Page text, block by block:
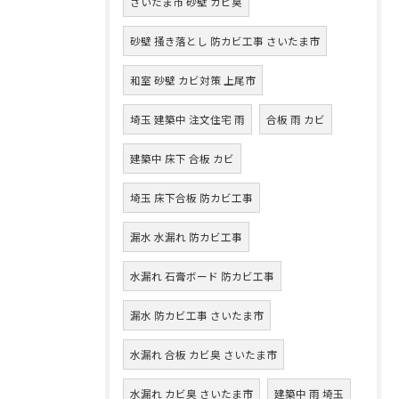
砂壁 掻き落とし 防カビ工事 さいたま市
和室 砂壁 カビ対策 上尾市
埼玉 建築中 注文住宅 雨 合板 雨 カビ
建築中 床下 合板 カビ
埼玉 床下合板 防カビ工事
漏水 水漏れ 防カビ工事
水漏れ 石膏ボード 防カビ工事
漏水 防カビ工事 さいたま市
水漏れ 合板 カビ臭 さいたま市
水漏れ カビ臭 さいたま市 建築中 雨 埼玉